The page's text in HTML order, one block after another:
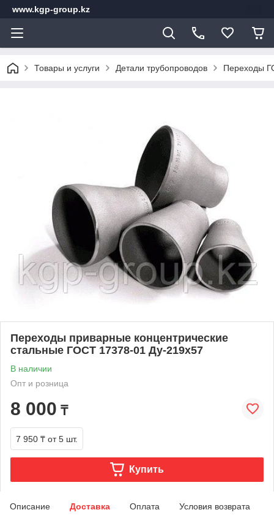
www.kgp-group.kz
Товары и услуги Детали трубопроводов Переходы
Переходы приварные концентрические
стальные ГОСТ 17378-01 Ду-219х57
В наличии
Опт и розница
8 000 ₸
7 950 ₸ от 5 шт.
Купить
Описание Доставка Оплата Условия возврата